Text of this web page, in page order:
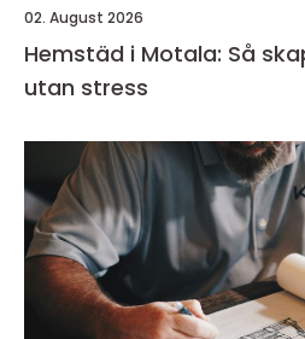
02. August 2026
Hemstäd i Motala: Så
utan stress